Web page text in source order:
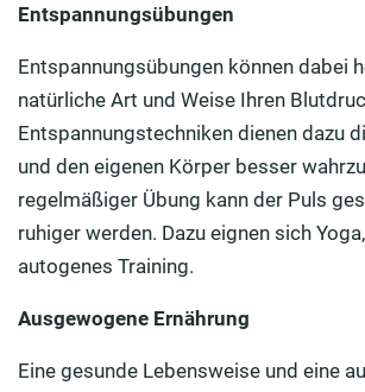
Entspannungsübungen
Entspannungsübungen können dabei
natürliche Art und Weise Ihren
Entspannungstechniken dienen dazu
und den eigenen Körper besser
regelmäßiger Übung kann der Puls
ruhiger werden. Dazu eignen sich
autogenes Training.
Ausgewogene Ernährung
Eine gesunde Lebensweise und eine